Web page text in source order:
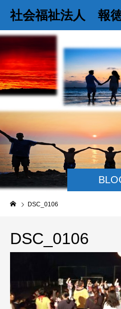
社会福祉法人 報
DSC_0106
DSC_0106